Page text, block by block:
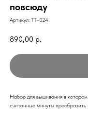
повсюду
Артикул: ТТ-024
890,00 р.
Набор для вышивания в
считанные минуты